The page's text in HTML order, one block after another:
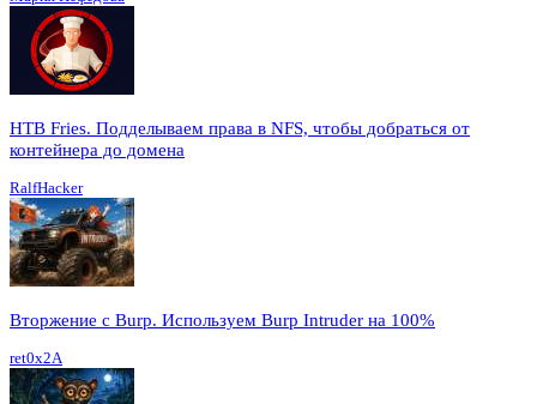
HTB Fries. Подделываем права в NFS, чтобы добраться от
контейнера до домена
RalfHacker
Вторжение с Burp. Используем Burp Intruder на 100%
ret0x2A